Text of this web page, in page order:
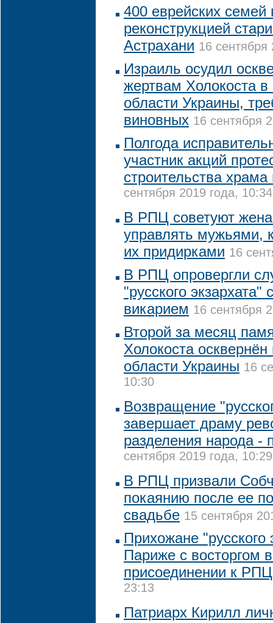
400 еврейских семей
реконструкцией
Астрахани 16 сентября
Израиль осудил
жертвам Холокоста в
области Украины,
виновных 16 сентября
Полгода
участник акций
строительства храма
сентября 2019 года, 10:34
В РПЦ советуют
управлять мужьями,
их придирками 16
В РПЦ опровергли
"русского
викарием 16 сентября
Второй за месяц
Холокоста
области Украины 16
10:30
Возвращение
завершает драму
разделения народа -
сентября 2019 года, 10:29
В РПЦ призвали
покаянию после ее
свадьбе 15 сентября
Прихожане "русского
Париже с восторгом
присоединении к РПЦ
23:13
Патриарх Кирилл